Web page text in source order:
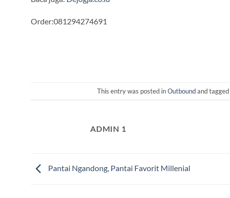
Order:081294274691
This entry was posted inOutboundand tagged
ADMIN 1
Pantai Ngandong, Pantai Favorit Millenial